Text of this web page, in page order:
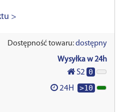
>
Dostępność towaru:dostępny
Wysyłka w 24h
S2 0
24H >10